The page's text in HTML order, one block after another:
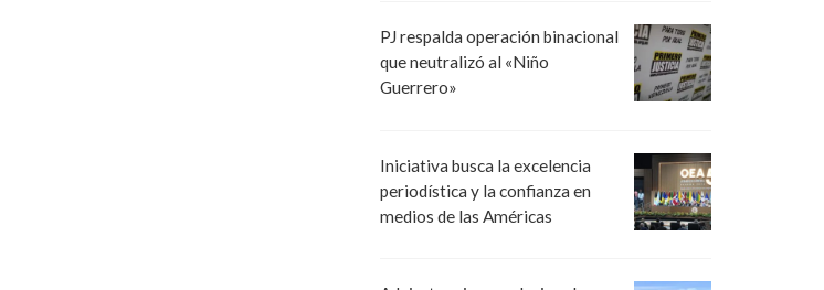
PJ respalda operación binacional
que neutralizó al «Niño
Guerrero»
Iniciativa busca la excelencia
periodística y la confianza en
medios de las Américas